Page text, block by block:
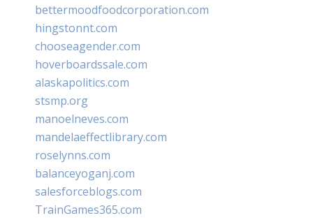
bettermoodfoodcorporation.com
hingstonnt.com
chooseagender.com
hoverboardssale.com
alaskapolitics.com
stsmp.org
manoelneves.com
mandelaeffectlibrary.com
roselynns.com
balanceyoganj.com
salesforceblogs.com
TrainGames365.com